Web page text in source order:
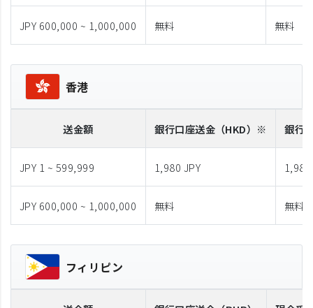
JPY 600,000 ~ 1,000,000 無料 無料
香港
送金額 銀行口座送金 （HKD）※ 銀行
JPY 1 ~ 599,999 1,980 JPY 1,980
JPY 600,000 ~ 1,000,000 無料 無料
フィリピン